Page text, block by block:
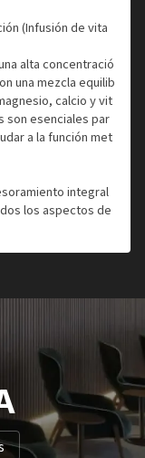
(Infusión de vita
alta concentració
una mezcla equilib
calcio y vit
son esenciales par
a la función met
integral
los aspectos de